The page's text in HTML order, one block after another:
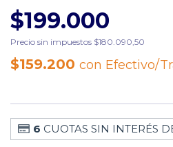
$199.000
Precio sin impuestos $180.090,50
$159.200 con Efectivo/
6 CUOTAS SIN INTERÉS